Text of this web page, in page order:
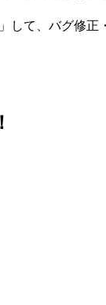
して、バグ修正